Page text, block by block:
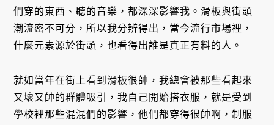
們穿的東西、聽的音樂，都深深影響我。滑板與街頭
潮流密不可分，所以我分辨得出，當今流行市場裡，
什麼元素源於街頭，也看得出誰是真正有料的人。
就如當年在街上看到滑板很帥，我總會被那些看起來
又壞又帥的群體吸引，我自己開始搭衣服，就是受到
學校裡那些混混們的影響，他們都穿得很帥啊，制服